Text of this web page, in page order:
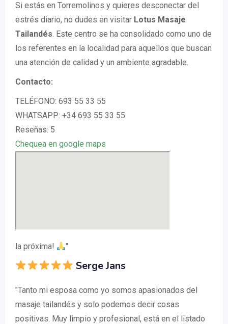
Si estás en Torremolinos y quieres desconectar del
estrés diario, no dudes en visitar Lotus Masaje
Tailandés. Este centro se ha consolidado como uno de
los referentes en la localidad para aquellos que buscan
una atención de calidad y un ambiente agradable.
Contacto:
TELÉFONO: 693 55 33 55
WHATSAPP: +34 693 55 33 55
Reseñas: 5
Chequea en google maps
la próxima! "
Serge Jans
"Tanto mi esposa como yo somos apasionados del
masaje tailandés y solo podemos decir cosas
positivas. Muy limpio y profesional, está en el listado